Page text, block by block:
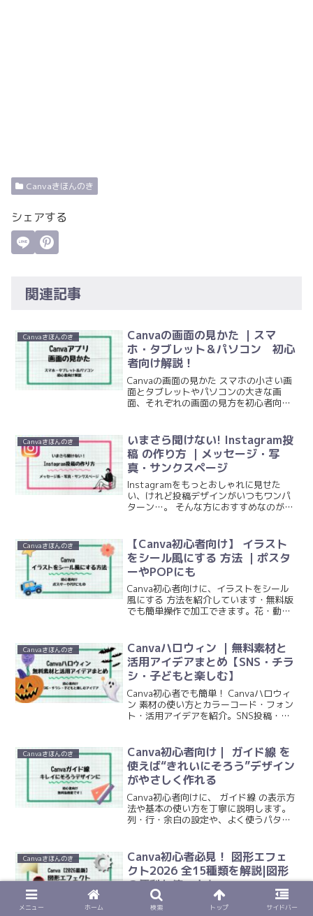
Canvaきほんのき
シェアする
関連記事
Canvaきほんのき
Canvaの画面の見かた ｜スマ
ホ・タブレット＆パソコン 初心
者向け解説！
Canvaの画面の見かた スマホの小さい画
面とタブレットやパソコンの大きな画
面、それぞれの画面の見方を初心者向け
しています。無料素材の見分け方や操作
のコツも紹介します！
Canvaきほんのき
いまさら聞けない! Instagram投
稿 の作り方 ｜メッセージ・写
真・サンクスページ
Instagramをもっとおしゃれに見せた
い、けれど投稿デザインがいつもワンパ
ターン…。 そんな方におすすめなのが、
基本3パターンの作り方とポイントを紹介
します。Instagram投稿デザイン作り方
を一緒に見ていきましょう。
Canvaきほんのき
【Canva初心者向け】 イラスト
をシール風にする 方法 ｜ポスタ
ーやPOPにも
Canva初心者向けに、イラストをシール
風にする 方法を紹介しています・無料版
でも簡単操作で加工できます。花・動
テクニックを解説！
Canvaきほんのき
Canvaハロウィン ｜無料素材と
活用アイデアまとめ【SNS・チラ
シ・子どもと楽しむ】
Canva初心者でも簡単！ Canvaハロウィ
ン 素材の使い方とカラーコード・フォン
ト・活用アイデアを紹介。SNS投稿・チ
Canvaきほんのき
Canva初心者向け｜ ガイド線 を
使えば“きれいにそろう”デザイン
がやさしく作れる
Canva初心者向けに、 ガイド線 の表示方
法や基本の使い方を丁寧に説明します。
列・行・余白の設定や、よく使うパター
版で使える機能です。
Canvaきほんのき
Canva初心者必見！ 図形エフェ
クト2026 全15種類を解説|図形
の便利な使い方も
2026年Canva最新アップデート！初心者
向けに「 図形エフェクト2026 」全15種
メニュー ホーム 検索 トップ サイドバー